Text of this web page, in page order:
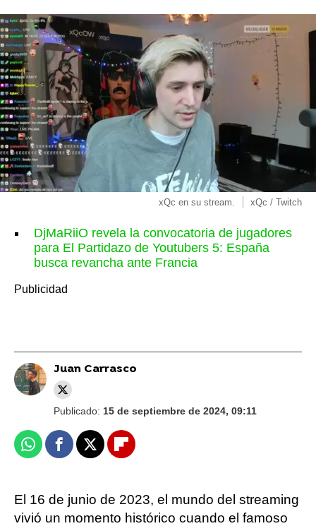
xQc en su stream. xQc / Twitch
DjMaRiiO revela la convocatoria de jugadores
para El Partidazo de Youtubers 5: España
busca revancha ante Francia
Juan Carrasco
Publicado: 15 de septiembre de 2024, 09:11
WhatsappFacebook
X Flipboard
El 16 de junio de 2023, el mundo del streaming
vivió un momento histórico cuando el famoso